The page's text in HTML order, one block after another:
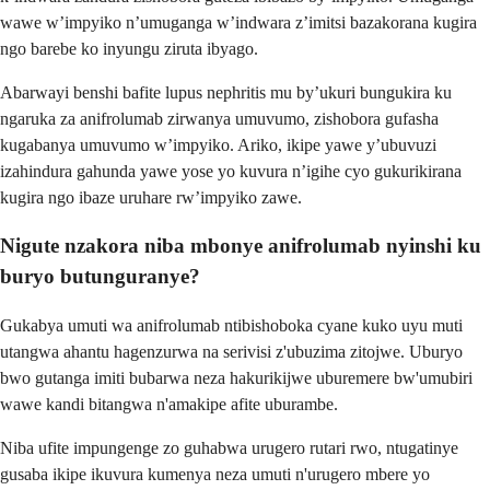
wawe w’impyiko n’umuganga w’indwara z’imitsi bazakorana kugira
ngo barebe ko inyungu ziruta ibyago.
Abarwayi benshi bafite lupus nephritis mu by’ukuri bungukira ku
ngaruka za anifrolumab zirwanya umuvumo, zishobora gufasha
kugabanya umuvumo w’impyiko. Ariko, ikipe yawe y’ubuvuzi
izahindura gahunda yawe yose yo kuvura n’igihe cyo gukurikirana
kugira ngo ibaze uruhare rw’impyiko zawe.
Nigute nzakora niba mbonye anifrolumab nyinshi ku
buryo butunguranye?
Gukabya umuti wa anifrolumab ntibishoboka cyane kuko uyu muti
utangwa ahantu hagenzurwa na serivisi z'ubuzima zitojwe. Uburyo
bwo gutanga imiti bubarwa neza hakurikijwe uburemere bw'umubiri
wawe kandi bitangwa n'amakipe afite uburambe.
Niba ufite impungenge zo guhabwa urugero rutari rwo, ntugatinye
gusaba ikipe ikuvura kumenya neza umuti n'urugero mbere yo